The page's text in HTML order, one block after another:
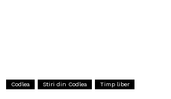
Codlea Stiri din Codlea Timp liber